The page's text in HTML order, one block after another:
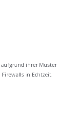
ihrer Muster
in Echtzeit.